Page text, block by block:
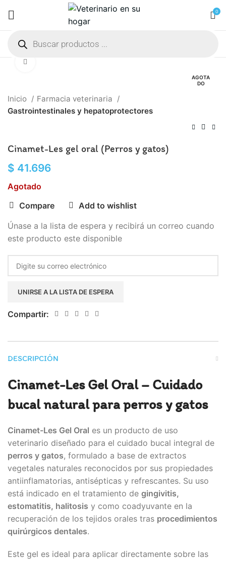
0
AGOTA
DO
Inicio
Farmacia veterinaria
Gastrointestinales y hepatoprotectores
Cinamet-Les gel oral (Perros y gatos)
$ 41.696
Agotado
Compare
Add to wishlist
Únase a la lista de espera y recibirá un correo cuando
este producto este disponible
Enter
your
to
for
product
UNIRSE A LA LISTA DE ESPERA
Compartir:
DESCRIPCIÓN
Cinamet-Les Gel Oral – Cuidado
bucal natural para perros y gatos
Cinamet-Les Gel Oral es un producto de uso
veterinario diseñado para el cuidado bucal integral de
perros y gatos, formulado a base de extractos
vegetales naturales reconocidos por sus propiedades
antiinflamatorias, antisépticas y refrescantes. Su uso
está indicado en el tratamiento de gingivitis,
estomatitis, halitosis y como coadyuvante en la
recuperación de los tejidos orales tras procedimientos
quirúrgicos dentales.
Este gel es ideal para aplicar directamente sobre las